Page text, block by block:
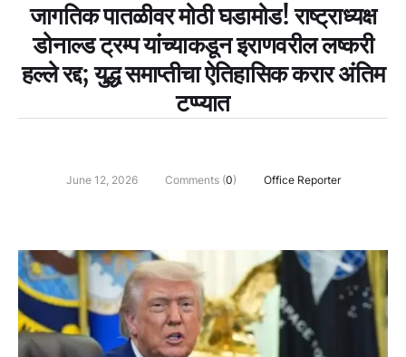
जागतिक पातळीवर मोठी घडामोड! राष्ट्राध्यक्ष
डोनाल्ड ट्रम्प यांच्याकडून इराणवरील लष्करी
हल्ले रद्द; युद्ध समाप्तीचा ऐतिहासिक करार अंतिम
टप्प्यात
June 12, 2026 Comments (0) Office Reporter